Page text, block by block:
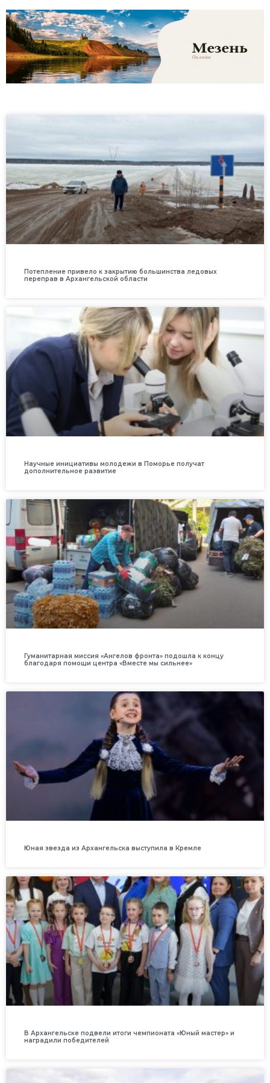
Потепление привело к закрытию большинства ледовых
переправ в Архангельской области
Научные инициативы молодежи в Поморье получат
дополнительное развитие
Гуманитарная миссия «Ангелов фронта» подошла к концу
благодаря помощи центра «Вместе мы сильнее»
Юная звезда из Архангельска выступила в Кремле
В Архангельске подвели итоги чемпионата «Юный мастер» и
наградили победителей